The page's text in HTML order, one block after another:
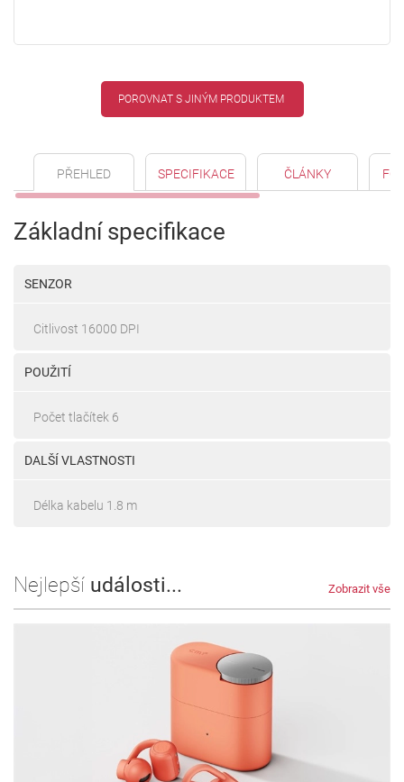
POROVNAT S JINÝM PRODUKTEM
PŘEHLED SPECIFIKACE ČLÁNKY
Základní specifikace
SENZOR
Citlivost 16000 DPI
POUŽITÍ
Počet tlačítek 6
DALŠÍ VLASTNOSTI
Délka kabelu 1.8 m
Nejlepší události... Zobrazit vše